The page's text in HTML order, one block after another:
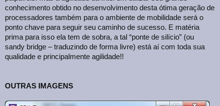
conhecimento obtido no desenvolvimento desta ótima geração de
processadores também para o ambiente de mobilidade será o
ponto chave para seguir seu caminho de sucesso. E matéria
prima para isso ela tem de sobra, a tal “ponte de silício” (ou
sandy bridge – traduzindo de forma livre) está aí com toda sua
qualidade e principalmente agilidade!!
OUTRAS IMAGENS